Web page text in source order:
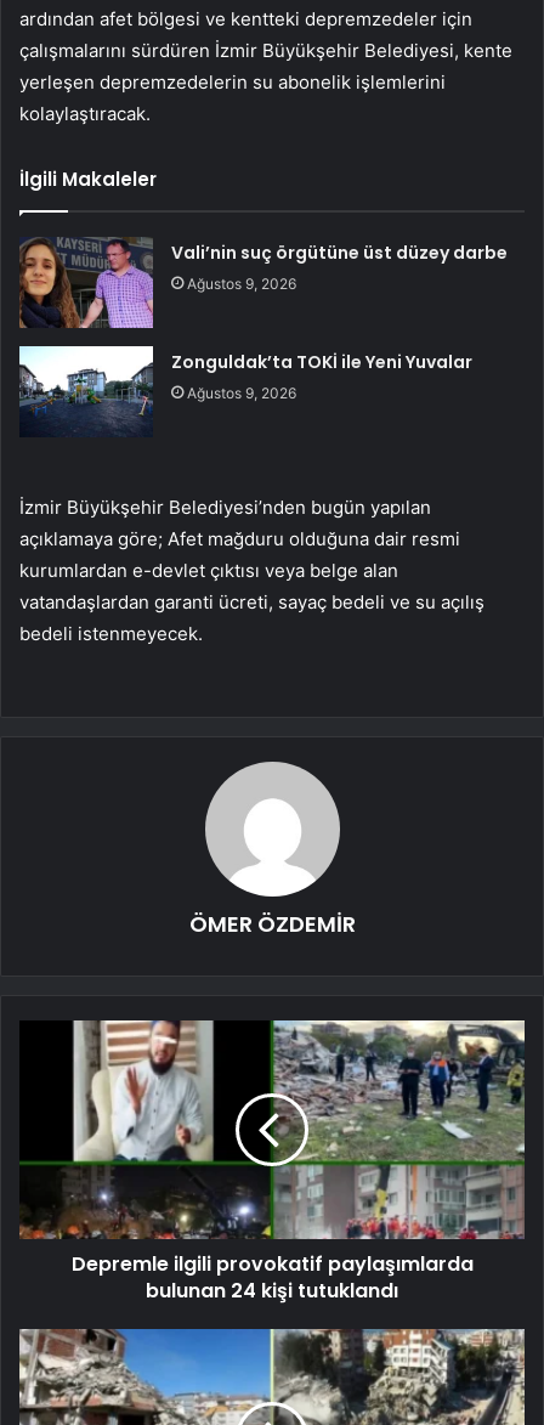
ardından afet bölgesi ve kentteki depremzedeler için
çalışmalarını sürdüren İzmir Büyükşehir Belediyesi, kente
yerleşen depremzedelerin su abonelik işlemlerini
kolaylaştıracak.
İlgili Makaleler
Vali’nin suç örgütüne üst düzey darbe
Ağustos 9, 2026
Zonguldak’ta TOKİ ile Yeni Yuvalar
Ağustos 9, 2026
İzmir Büyükşehir Belediyesi’nden bugün yapılan
açıklamaya göre; Afet mağduru olduğuna dair resmi
kurumlardan e-devlet çıktısı veya belge alan
vatandaşlardan garanti ücreti, sayaç bedeli ve su açılış
bedeli istenmeyecek.
ÖMER ÖZDEMİR
Depremle ilgili provokatif paylaşımlarda
bulunan 24 kişi tutuklandı